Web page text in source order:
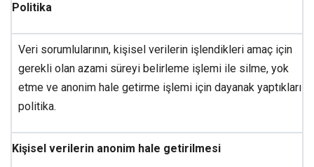
Politika
Veri sorumlularının, kişisel verilerin işlendikleri amaç için
gerekli olan azami süreyi belirleme işlemi ile silme, yok
etme ve anonim hale getirme işlemi için dayanak yaptıkları
politika.
Kişisel verilerin anonim hale getirilmesi